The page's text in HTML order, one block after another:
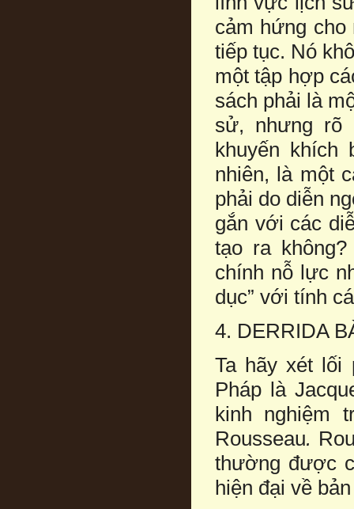
cảm hứng
tiếp tục. Nó
một tập hợp
sách phải là
sử, nhưng rõ
khuyến
nhiên, là một
phải do diễn
gắn với các
tạo ra
chính nỗ lực
dục” với tính
4. DERRIDA
Ta hãy xét lối
Pháp là
kinh nghiệm
Rousseau.
thường được
hiện đại về